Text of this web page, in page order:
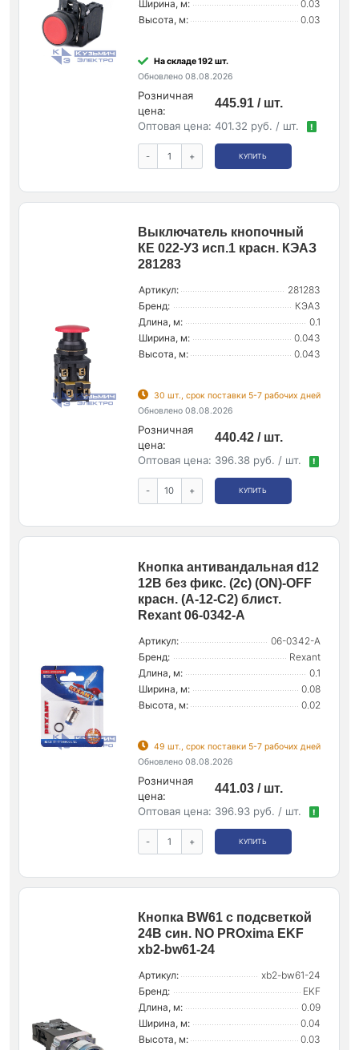
Ширина, м:
0.03
Высота, м:
0.03
На складе 192 шт.
Обновлено 08.08.2026
Розничная
цена:
445.91 / шт.
Оптовая цена: 401.32 руб. / шт. !
- + КУПИТЬ
Выключатель кнопочный
КЕ 022-У3 исп.1 красн. КЭАЗ
281283
Артикул:
281283
Бренд:
КЭАЗ
Длина, м:
0.1
Ширина, м:
0.043
Высота, м:
0.043
30 шт., срок поставки 5-7 рабочих дней
Обновлено 08.08.2026
Розничная
цена:
440.42 / шт.
Оптовая цена: 396.38 руб. / шт. !
- + КУПИТЬ
Кнопка антивандальная d12
12В без фикс. (2с) (ON)-OFF
красн. (A-12-C2) блист.
Rexant 06-0342-A
Артикул:
06-0342-A
Бренд:
Rexant
Длина, м:
0.1
Ширина, м:
0.08
Высота, м:
0.02
49 шт., срок поставки 5-7 рабочих дней
Обновлено 08.08.2026
Розничная
цена:
441.03 / шт.
Оптовая цена: 396.93 руб. / шт. !
- + КУПИТЬ
Кнопка BW61 с подсветкой
24В син. NO PROxima EKF
xb2-bw61-24
Артикул:
xb2-bw61-24
Бренд:
EKF
Длина, м:
0.09
Ширина, м:
0.04
Высота, м:
0.03